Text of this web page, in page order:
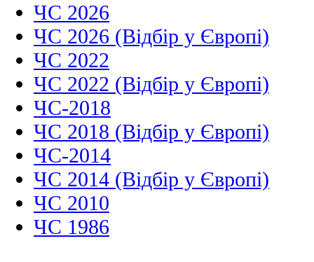
ЧС 2026
ЧС 2026 (Відбір у Європі)
ЧС 2022
ЧС 2022 (Відбір у Європі)
ЧС-2018
ЧС 2018 (Відбір у Європі)
ЧС-2014
ЧС 2014 (Відбір у Європі)
ЧС 2010
ЧС 1986